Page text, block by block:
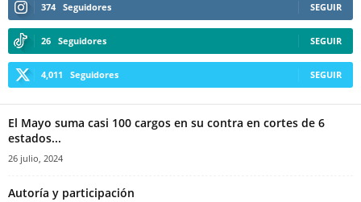
374 Seguidores SEGUIR
26 Seguidores SEGUIR
4,011 Seguidores SEGUIR
El Mayo suma casi 100 cargos en su contra en cortes de 6
estados...
26 julio, 2024
Autoría y participación